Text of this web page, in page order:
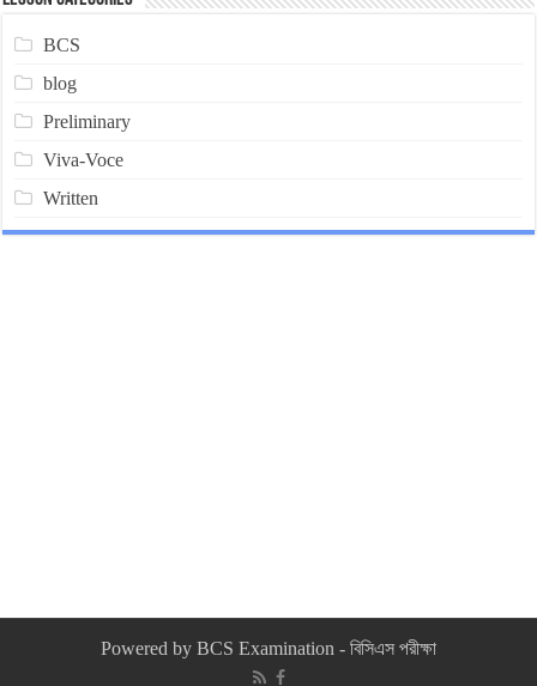
BCS
blog
Preliminary
Viva-Voce
Written
Powered by BCS Examination - বিসিএস পরীক্ষা